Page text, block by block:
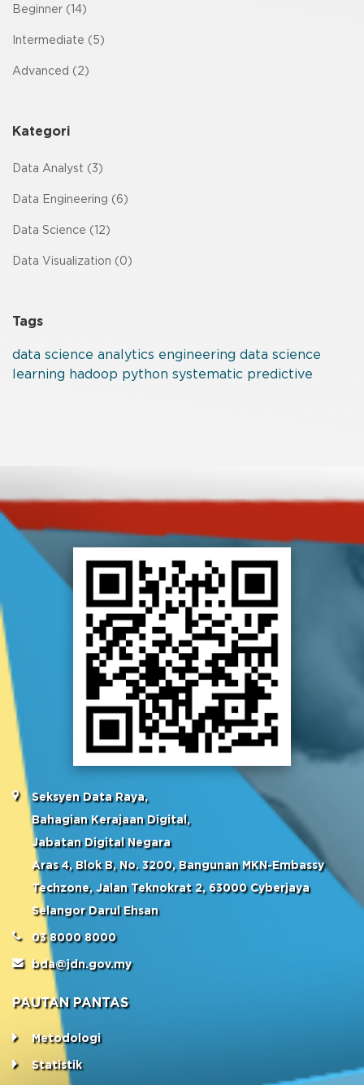
Beginner (14)
Intermediate (5)
Advanced (2)
Kategori
Data Analyst (3)
Data Engineering (6)
Data Science (12)
Data Visualization (0)
Tags
data science analytics engineering data science
learning hadoop python systematic predictive
Seksyen Data Raya,
Bahagian Kerajaan Digital,
Jabatan Digital Negara
Aras 4, Blok B, No. 3200, Bangunan MKN-Embassy
Techzone, Jalan Teknokrat 2, 63000 Cyberjaya
Selangor Darul Ehsan
03 8000 8000
bda@jdn.gov.my
PAUTAN PANTAS
Metodologi
Statistik